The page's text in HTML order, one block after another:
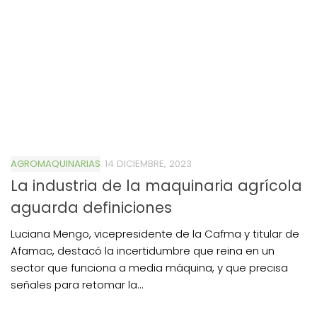
AGROMAQUINARIAS 14 DICIEMBRE, 2023
La industria de la maquinaria agrícola
aguarda definiciones
Luciana Mengo, vicepresidente de la Cafma y titular de
Afamac, destacó la incertidumbre que reina en un
sector que funciona a media máquina, y que precisa
señales para retomar la...